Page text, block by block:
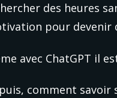
des heures
pour devenir
avec ChatGPT il
comment savoir